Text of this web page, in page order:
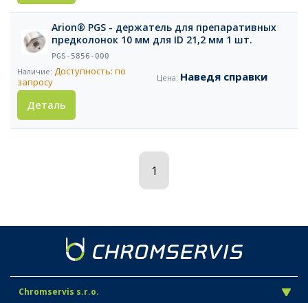
Arion® PGS - держатель для препаративных
предколонок 10 мм для ID 21,2 мм 1 шт.
PGS-5856-000
Доступность: по
запросу
Наведя справки
Деталь
1
Chromservis s.r.o.